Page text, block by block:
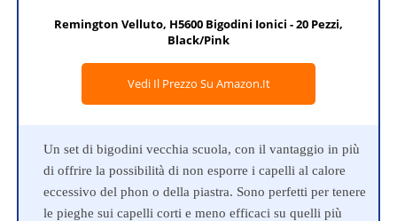
Remington Velluto, H5600 Bigodini Ionici - 20 Pezzi,
Black/Pink
Vedi Il Prezzo Su Amazon.it
Un set di bigodini vecchia scuola, con il vantaggio in più
di offrire la possibilità di non esporre i capelli al calore
eccessivo del phon o della piastra. Sono perfetti per tenere
le pieghe sui capelli corti e meno efficaci su quelli più